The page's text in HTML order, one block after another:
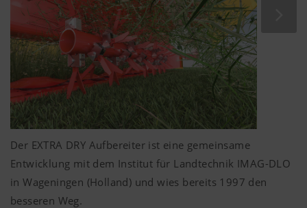
Der EXTRA DRY Aufbereiter ist eine gemeinsame
Entwicklung mit dem Institut für Landtechnik IMAG-DLO
in Wageningen (Holland) und wies bereits 1997 den
besseren Weg.